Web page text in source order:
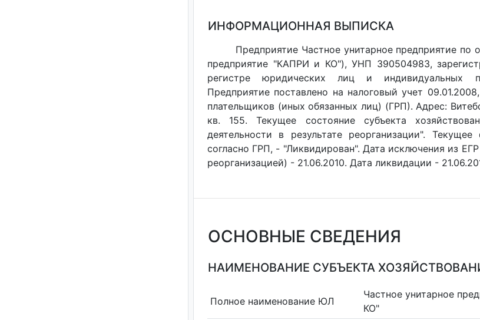
ИНФОРМАЦИОННАЯ ВЫПИСКА
Предприятие Частное унитарное предприятие
предприятие "КАПРИ и КО"), УНП 390504983,
регистре юридических лиц и индивидуальных
Предприятие поставлено на налоговый учет
плательщиков (иных обязанных лиц) (ГРП). Адрес:
кв. 155. Текущее состояние субъекта
деятельности в результате реорганизации". Текущее
согласно ГРП, - "Ликвидирован". Дата исключения из
реорганизацией) - 21.06.2010. Дата ликвидации -
ОСНОВНЫЕ СВЕДЕНИЯ
НАИМЕНОВАНИЕ СУБЪЕКТА
Полное наименование ЮЛ
Частное унитарное
КО"